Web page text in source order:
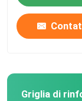
Griglia di